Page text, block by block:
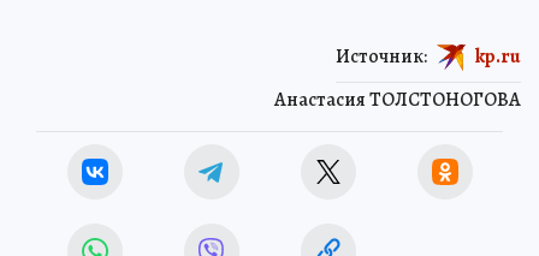
Анастасия ТОЛСТОНОГОВА
Источник: kp.ru